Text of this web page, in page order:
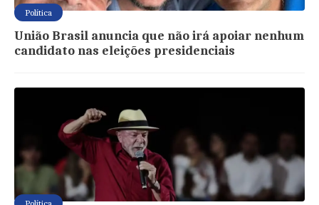
Política
União Brasil anuncia que não irá apoiar nenhum
candidato nas eleições presidenciais